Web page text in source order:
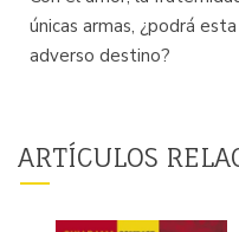
únicas armas, ¿podrá
adverso destino?
ARTÍCULOS